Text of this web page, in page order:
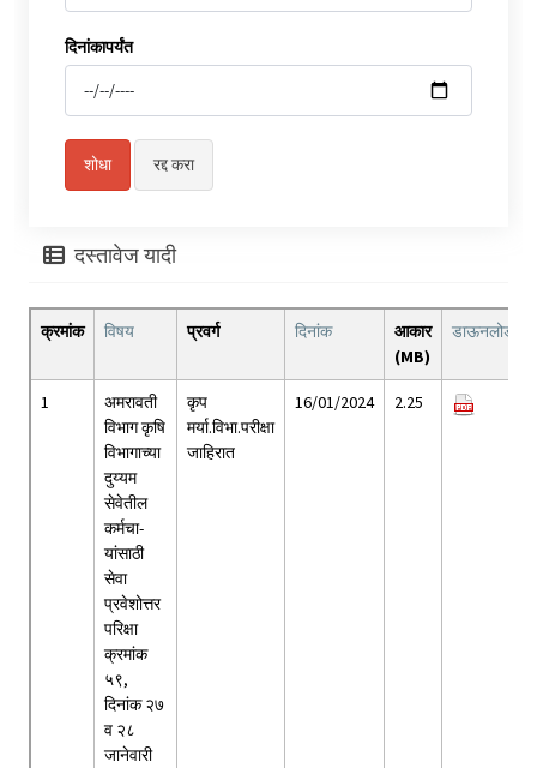
दिनांकापर्यंत
दस्तावेज यादी
क्रमांक विषय प्रवर्ग दिनांक
आकार
(MB)
डाऊनलोड
1
अमरावती
विभाग कृषि
विभागाच्या
दुय्यम
सेवेतील
कर्मचा-
यांसाठी
सेवा
प्रवेशोत्तर
परिक्षा
क्रमांक
५९,
दिनांक २७
व २८
जानेवारी
कृप
मर्या.विभा.परीक्षा
जाहिरात
16/01/2024 2.25